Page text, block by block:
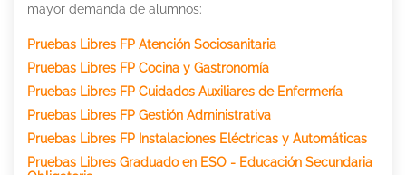
mayor demanda de alumnos:
Pruebas Libres FP Atención Sociosanitaria
Pruebas Libres FP Cocina y Gastronomía
Pruebas Libres FP Cuidados Auxiliares de Enfermería
Pruebas Libres FP Gestión Administrativa
Pruebas Libres FP Instalaciones Eléctricas y Automáticas
Pruebas Libres Graduado en ESO - Educación Secundaria